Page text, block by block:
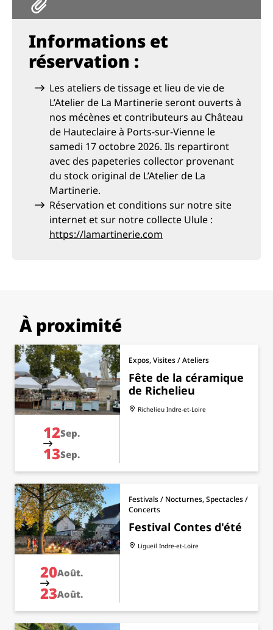
Informations et
réservation :
Les ateliers de tissage et lieu de vie de
L’Atelier de La Martinerie seront ouverts à
nos mécènes et contributeurs au Château
de Hauteclaire à Ports-sur-Vienne le
samedi 17 octobre 2026. Ils repartiront
avec des papeteries collector provenant
du stock original de L’Atelier de La
Martinerie.
Réservation et conditions sur notre site
internet et sur notre collecte Ulule :
https://lamartinerie.com
À proximité
12Sep.
13Sep.
Expos, Visites / Ateliers
Fête de la céramique
de Richelieu
RichelieuIndre-et-Loire
20Août.
23Août.
Festivals / Nocturnes, Spectacles /
Concerts
Festival Contes d'été
LigueilIndre-et-Loire